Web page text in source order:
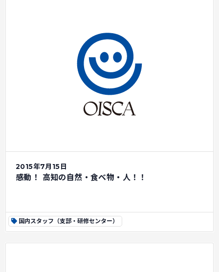
2015年7月15日
感動！ 高知の自然・食べ物・人！！
国内スタッフ（支部・研修センター）